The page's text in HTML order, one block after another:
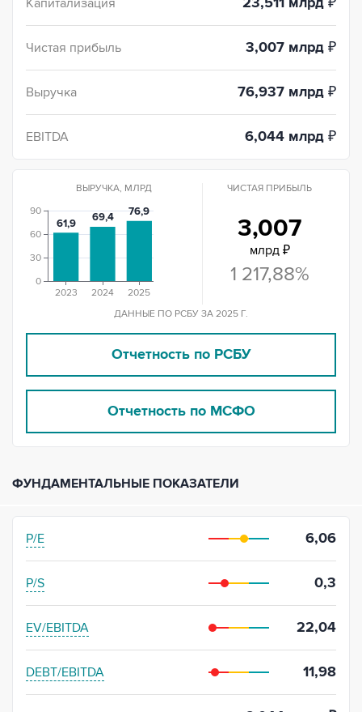
Чистая прибыль 3,007 млрд ₽
Выручка 76,937 млрд ₽
EBITDA 6,044 млрд ₽
ВЫРУЧКА, МЛРД
0
30
60
90
2023 2024 2025
61,9 69,4 76,9
ЧИСТАЯ ПРИБЫЛЬ
3,007
млрд ₽
1 217,88%
ДАННЫЕ ПО РСБУ ЗА 2025 Г.
Отчетность по РСБУ
Отчетность по МСФО
ФУНДАМЕНТАЛЬНЫЕ ПОКАЗАТЕЛИ
P/E 6,06
P/S 0,3
EV/EBITDA 22,04
DEBT/EBITDA 11,98